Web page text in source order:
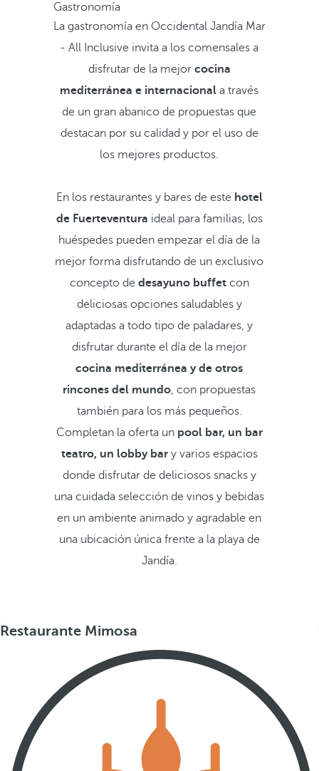
Gastronomía
La gastronomía en Occidental Jandía Mar
- All Inclusive invita a los comensales a
disfrutar de la mejor cocina
mediterránea e internacionala través
de un gran abanico de propuestas que
destacan por su calidad y por el uso de
los mejores productos.
En los restaurantes y bares de este hotel
de Fuerteventura ideal para familias, los
huéspedes pueden empezar el día de la
mejor forma disfrutando de un exclusivo
concepto de desayuno buffetcon
deliciosas opciones saludables y
adaptadas a todo tipo de paladares, y
disfrutar durante el día de la mejor
cocina mediterránea y de otros
rincones del mundo, con propuestas
también para los más pequeños.
Completan la oferta un pool bar, un bar
teatro, un lobby bar y varios espacios
donde disfrutar de deliciosos snacks y
una cuidada selección de vinos y bebidas
en un ambiente animado y agradable en
una ubicación única frente a la playa de
Jandía.
Restaurante Mimosa